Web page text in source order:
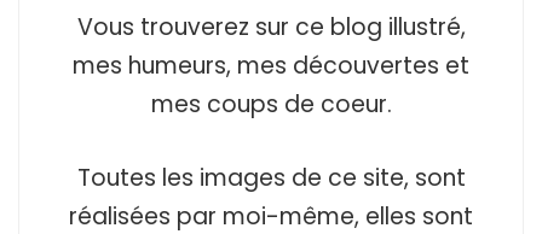
Vous trouverez sur ce blog illustré,
mes humeurs, mes découvertes et
mes coups de coeur.
Toutes les images de ce site, sont
réalisées par moi-même, elles sont